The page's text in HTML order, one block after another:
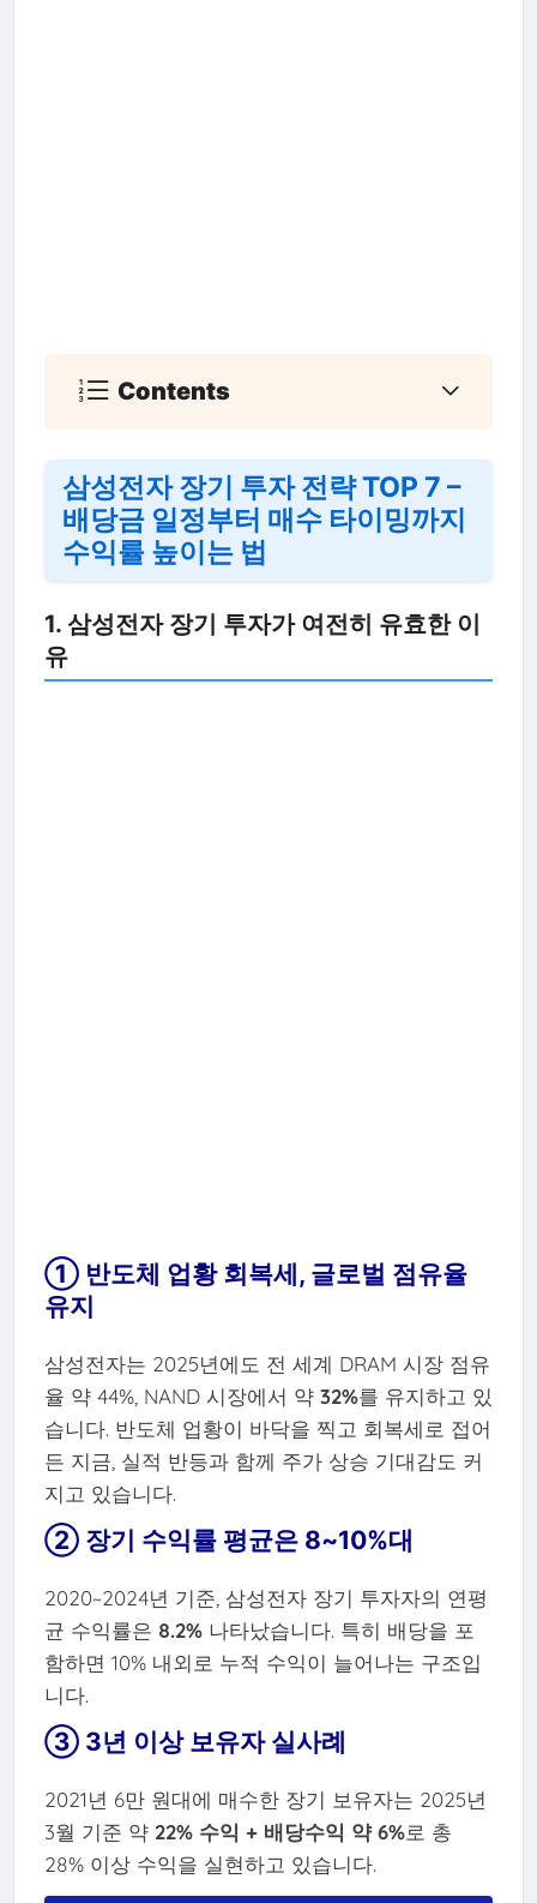
Contents
삼성전자 장기 투자 전략 TOP 7 –
배당금 일정부터 매수 타이밍까지
수익률 높이는 법
1. 삼성전자 장기 투자가 여전히 유효한 이
유
① 반도체 업황 회복세, 글로벌 점유율
유지
삼성전자는 2025년에도 전 세계 DRAM 시장 점유
율 약 44%, NAND 시장에서 약 32%를 유지하고 있
습니다. 반도체 업황이 바닥을 찍고 회복세로 접어
든 지금, 실적 반등과 함께 주가 상승 기대감도 커
지고 있습니다.
② 장기 수익률 평균은 8~10%대
2020~2024년 기준, 삼성전자 장기 투자자의 연평
균 수익률은 8.2%나타났습니다. 특히 배당을 포
함하면 10% 내외로 누적 수익이 늘어나는 구조입
니다.
③ 3년 이상 보유자 실사례
2021년 6만 원대에 매수한 장기 보유자는 2025년
3월 기준 약 22% 수익 + 배당수익 약 6%로 총
28% 이상 수익을 실현하고 있습니다.